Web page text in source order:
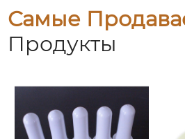
Самые
Продукты